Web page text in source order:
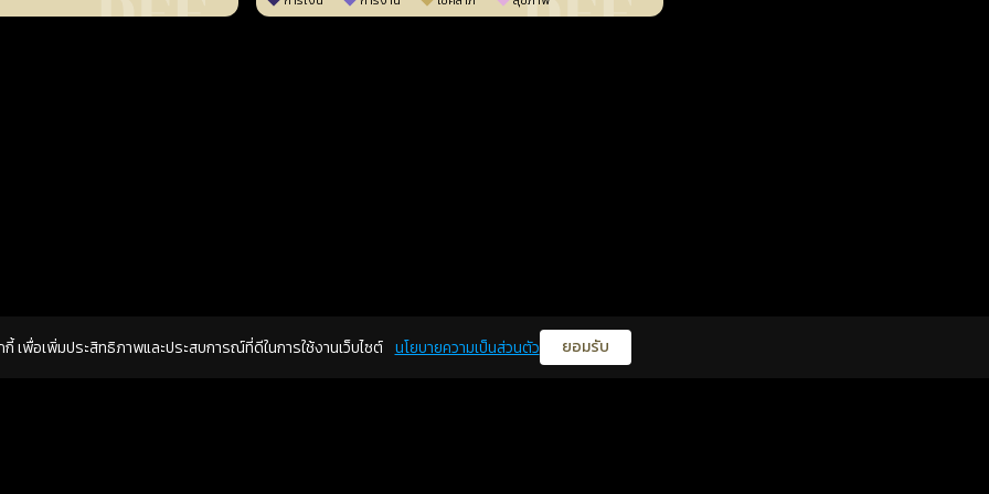
กี้ เพื่อเพิ่มประสิทธิภาพและประสบการณ์ที่ดีในการใช้งานเว็บไซต์ นโยบายความเป็นส่วนตัว ยอมรับ